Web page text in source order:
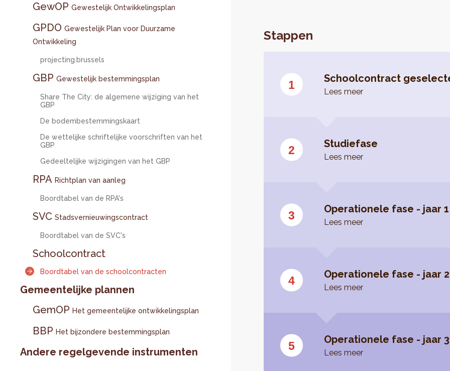
GewOP Gewestelijk Ontwikkelingsplan
GPDO Gewestelijk Plan voor Duurzame
Ontwikkeling
projecting.brussels
GBP Gewestelijk bestemmingsplan
Share The City: de algemene wijziging van het
GBP
De bodembestemmingskaart
De wettelijke schriftelijke voorschriften van het
GBP
Gedeeltelijke wijzigingen van het GBP
RPA Richtplan van aanleg
Boordtabel van de RPA's
SVC Stadsvernieuwingscontract
Boordtabel van de SVC's
Schoolcontract
Boordtabel van de schoolcontracten
Gemeentelijke plannen
GemOP Het gemeentelijke ontwikkelingsplan
BBP Het bijzondere bestemmingsplan
Andere regelgevende instrumenten
Stappen
Schoolcontract
Lees meer
Studiefase
Lees meer
Operationele fase - jaar 1
Lees meer
Operationele fase - jaar 2
Lees meer
Operationele fase - jaar 3
Lees meer